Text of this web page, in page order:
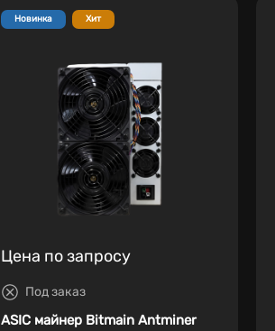
Новинка Хит
Цена по запросу
Под заказ
ASIC майнер Bitmain Antminer